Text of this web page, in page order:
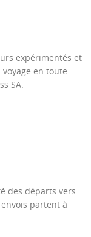
expérimentés et
en toute
SA.
des départs vers
partent à